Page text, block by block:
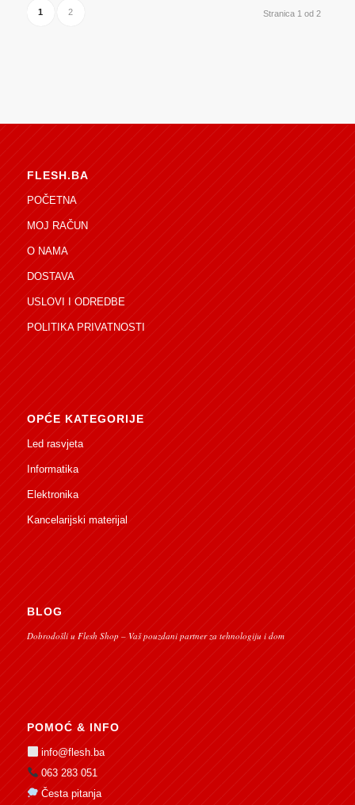
Stranica 1 od 2
1 2
FLESH.BA
POČETNA
MOJ RAČUN
O NAMA
DOSTAVA
USLOVI I ODREDBE
POLITIKA PRIVATNOSTI
OPĆE KATEGORIJE
Led rasvjeta
Informatika
Elektronika
Kancelarijski materijal
BLOG
Dobrodošli u Flesh Shop – Vaš pouzdani partner za tehnologiju i dom
POMOĆ & INFO
info@flesh.ba
063 283 051
Česta pitanja